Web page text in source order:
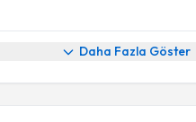
Daha Fazla Göster